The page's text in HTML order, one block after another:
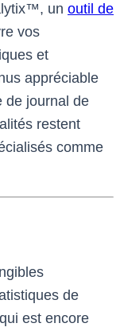
un outil de
vos
et
appréciable
de journal de
restent
comme
de
est encore